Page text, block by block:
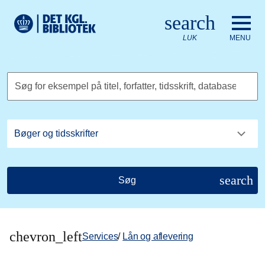
Det Kongelige Biblioteks logo. Gå til Det Kongelige
search
LUK MENU
Søg for eksempel på titel, forfatter, tidsskrift, database
Søg search
chevron_leftServices/ Lån og aflevering